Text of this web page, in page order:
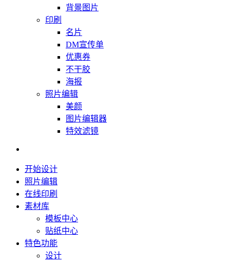
背景图片
印刷
名片
DM宣传单
优惠券
不干胶
海报
照片编辑
美颜
图片编辑器
特效滤镜
开始设计
照片编辑
在线印刷
素材库
模板中心
贴纸中心
特色功能
设计